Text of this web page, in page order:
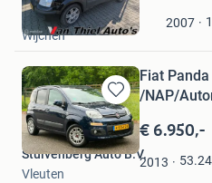
in
Mijn
Favorieten
2007
van Thiel auto's
Wijchen
Bewaren
in
Mijn
Favorieten
Fiat
/NAP/
€ 6.950,-
2013
Stuivenberg Auto B.V.
Vleuten